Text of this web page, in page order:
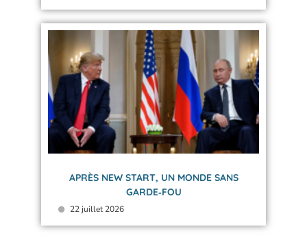
APRÈS NEW START, UN MONDE SANS
GARDE‑FOU
22 juillet 2026